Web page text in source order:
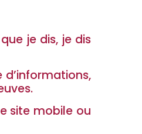
je dis, je dis
site mobile ou